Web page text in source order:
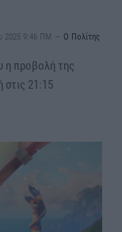
2025 9:46 ΠΜ Ο Πολίτης
η προβολή της
στις 21:15